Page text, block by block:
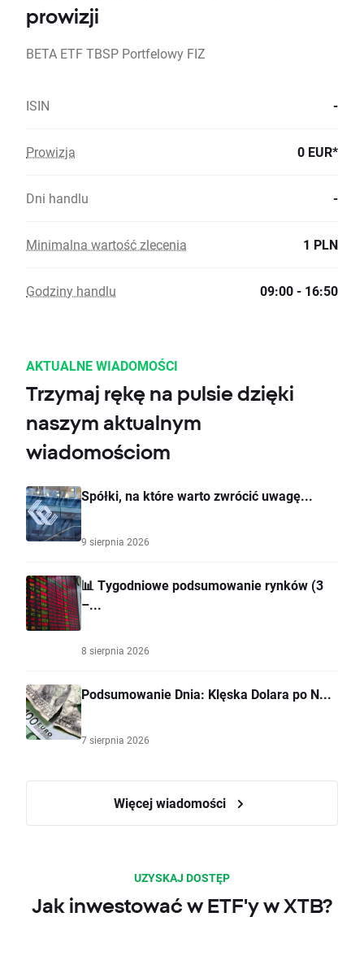
prowizji
BETA ETF TBSP Portfelowy FIZ
ISIN -
Prowizja 0 EUR*
Dni handlu -
Minimalna wartość zlecenia 1 PLN
Godziny handlu 09:00 - 16:50
AKTUALNE WIADOMOŚCI
Trzymaj rękę na pulsie dzięki
naszym aktualnym
wiadomościom
Spółki, na które warto zwrócić uwagę...
9 sierpnia 2026
📊 Tygodniowe podsumowanie rynków (3
–...
8 sierpnia 2026
Podsumowanie Dnia: Klęska Dolara po N...
7 sierpnia 2026
Więcej wiadomości
UZYSKAJ DOSTĘP
Jak inwestować w ETF'y w XTB?